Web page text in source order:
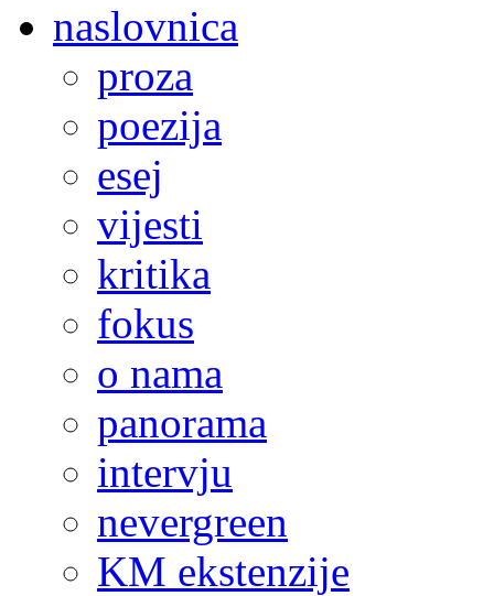
naslovnica
proza
poezija
esej
vijesti
kritika
fokus
o nama
panorama
intervju
nevergreen
KM ekstenzije